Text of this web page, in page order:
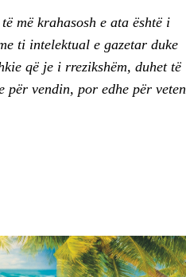
më krahasosh e ata është i
ti intelektual e gazetar duke
që je i rrezikshëm, duhet të
për vendin, por edhe për veten